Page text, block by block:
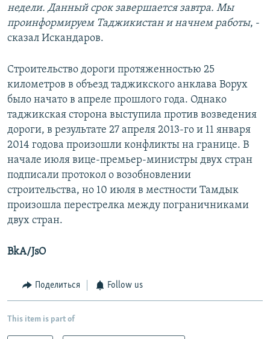
недели. Данный срок завершается завтра. Мы
проинформируем Таджикистан и начнем работы, -
сказал Искандаров.
Строительство дороги протяженностью 25
километров в объезд таджикского анклава Ворух
было начато в апреле прошлого года. Однако
таджикская сторона выступила против возведения
дороги, в результате 27 апреля 2013-го и 11 января
2014 годова произошли конфликты на границе. В
начале июля вице-премьер-министры двух стран
подписали протокол о возобновлении
строительства, но 10 июля в местности Тамдык
произошла перестрелка между пограничниками
двух стран.
BkA/JsO
Поделиться Follow us
This item is part of